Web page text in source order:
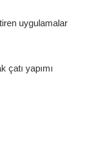
uygulamalar
çatı yapımı